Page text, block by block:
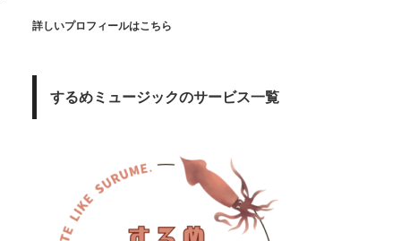
詳しいプロフィールはこちら
するめミュージックのサービス一覧